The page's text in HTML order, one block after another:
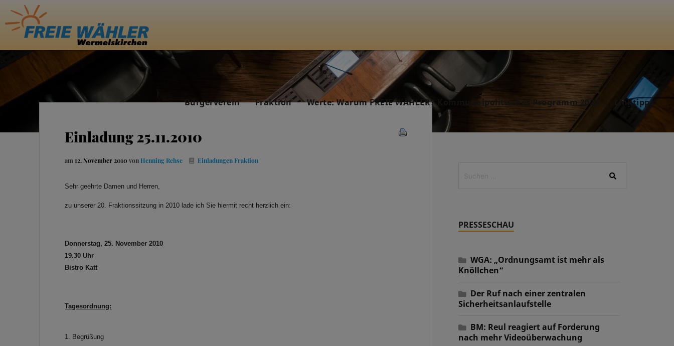
Bürgerverein Fraktion Werte: Warum FREIE WÄHLER? Kommunalpolitisches Programm 2025 Linktipps
Einladung 25.11.2010
am 12. November 2010 von Henning Rehse Einladungen Fraktion
Sehr geehrte Damen und Herren,
zu unserer 20. Fraktionssitzung in 2010 lade ich Sie hiermit recht herzlich ein:
Donnerstag, 25. November 2010
19.30 Uhr
Bistro Katt
Tagesordnung:
1. Begrüßung
PRESSESCHAU
WGA: „Ordnungsamt ist mehr als
Knöllchen“
Der Ruf nach einer zentralen
Sicherheitsanlaufstelle
BM: Reul reagiert auf Forderung
nach mehr Videoüberwachung